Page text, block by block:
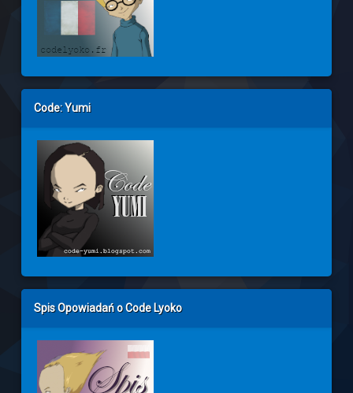
Code: Yumi
Spis Opowiadań o Code Lyoko